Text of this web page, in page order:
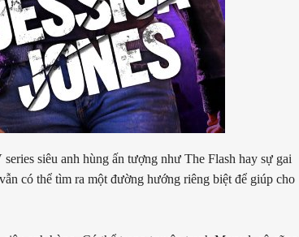
siêu anh hùng ấn tượng như The Flash hay sự gai
có thể tìm ra một đường hướng riêng biệt để giúp cho